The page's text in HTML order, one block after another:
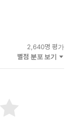
2,640명 평가
별점 분포 보기